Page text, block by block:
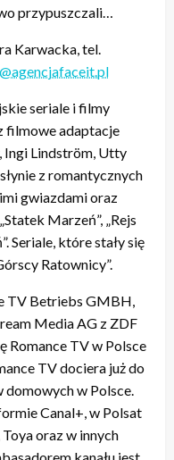
przypuszczali…
Karwacka, tel.
seriale i filmy
filmowe adaptacje
Ingi Lindström, Utty
z romantycznych
gwiazdami oraz
Marzeń”, „Rejs
Seriale, które stały się
Ratownicy”.
TV Betriebs GMBH,
Media AG z ZDF
Romance TV w Polsce
TV dociera już do
w Polsce.
Canal+, w Polsat
oraz w innych